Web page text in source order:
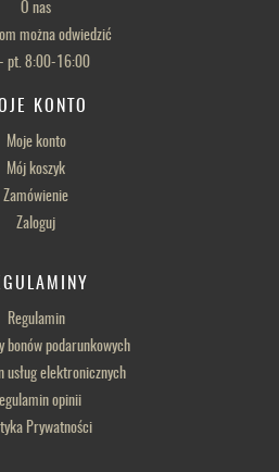
O nas
można odwiedzić
pt. 8:00-16:00
KONTO
Moje konto
Mój koszyk
Zamówienie
Zaloguj
Regulamin
bonów podarunkowych
usług elektronicznych
opinii
Prywatności